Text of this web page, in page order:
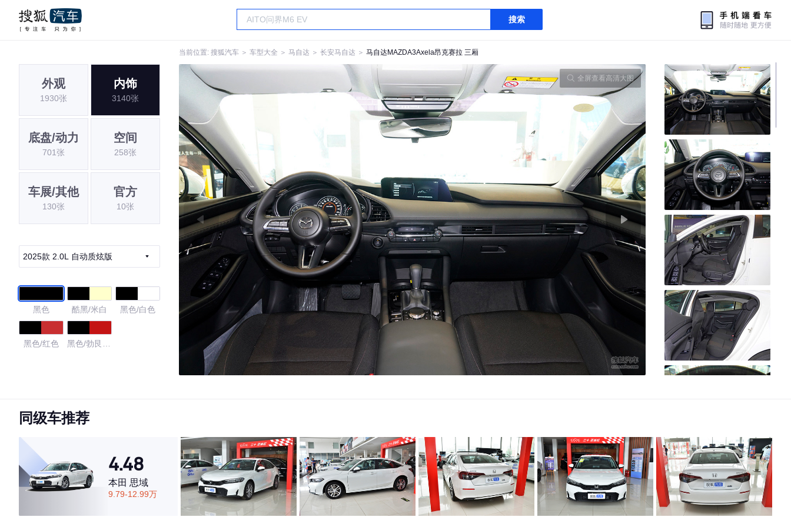
搜索
当前位置: 搜狐汽车 ＞ 车型大全 ＞ 马自达 ＞ 长安马自达 ＞ 马自达MAZDA3Axela昂克赛拉 三厢
外观
1930张
内饰
3140张
底盘/动力
701张
空间
258张
车展/其他
130张
官方
10张
2025款 2.0L 自动质炫版
黑色 酷黑/米白 黑色/白色
黑色/红色
黑色/勃艮第
·内饰表现较为优秀，优于85%同级车
·空间表现一般，低于74%同级车
全屏查看高清大图
同级车推荐
4.48
本田 思域
9.79-12.99万